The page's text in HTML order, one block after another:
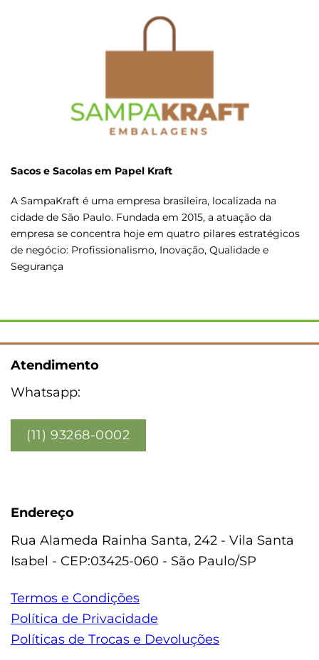
Sacos e Sacolas em Papel Kraft
A SampaKraft é uma empresa brasileira, localizada na
cidade de São Paulo. Fundada em 2015, a atuação da
empresa se concentra hoje em quatro pilares estratégicos
de negócio: Profissionalismo, Inovação, Qualidade e
Segurança
Atendimento
Whatsapp:
(11) 93268-0002
Endereço
Rua Alameda Rainha Santa, 242 - Vila Santa
Isabel - CEP:03425-060 - São Paulo/SP
Termos e Condições
Política de Privacidade
Políticas de Trocas e Devoluções